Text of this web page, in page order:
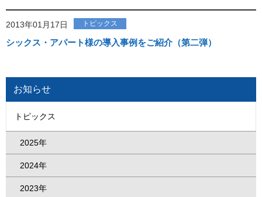
2013年01月17日 トピックス
シックス・アパート様の導入事例をご紹介（第二弾）
お知らせ
トピックス
2025年
2024年
2023年